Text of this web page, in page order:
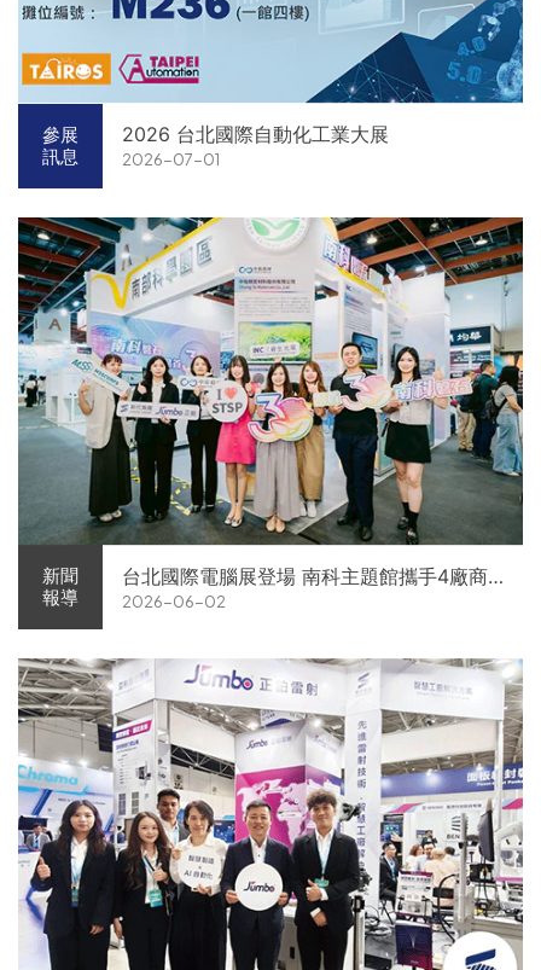
參展
訊息
2026 台北國際自動化工業大展
2026-07-01
新聞
報導
台北國際電腦展登場 南科主題館攜手4廠商
展現AI供應鏈實力
2026-06-02